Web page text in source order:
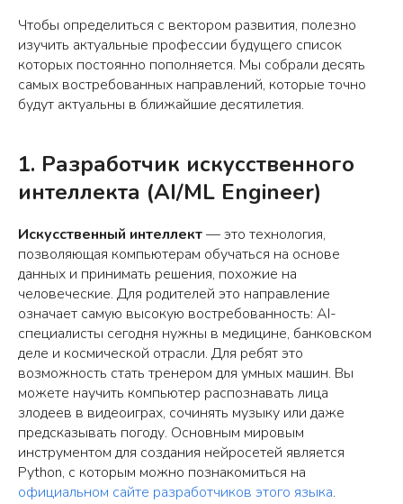
Чтобы определиться с вектором развития, полезно
изучить актуальные профессии будущего список
которых постоянно пополняется. Мы собрали десять
самых востребованных направлений, которые точно
будут актуальны в ближайшие десятилетия.
1. Разработчик искусственного
интеллекта (AI/ML Engineer)
Искусственный интеллект— это технология,
позволяющая компьютерам обучаться на основе
данных и принимать решения, похожие на
человеческие. Для родителей это направление
означает самую высокую востребованность: AI-
специалисты сегодня нужны в медицине, банковском
деле и космической отрасли. Для ребят это
возможность стать тренером для умных машин. Вы
можете научить компьютер распознавать лица
злодеев в видеоиграх, сочинять музыку или даже
предсказывать погоду. Основным мировым
инструментом для создания нейросетей является
Python, с которым можно познакомиться на
официальном сайте разработчиков этого языка.